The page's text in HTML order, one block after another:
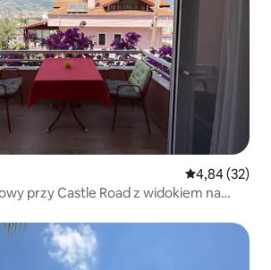
Średnia
4,84 (32)
przy Castle Road z widokiem na